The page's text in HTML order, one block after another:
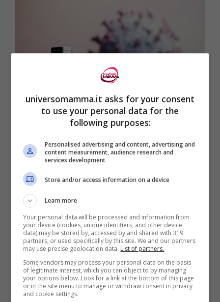
Vaccino Omicron piccoli – universomamma
La circolare del Ministero non termina qui
e dà altre importante informazioni. Oltre ad
essere consigliata la vaccinazione di quei
bambini che presentano delle consistenti
fragilità e nei quali quindi il contagio da
Covid potrebbe provocare forti danni, è
raccomandabile procedere in tal senso
anche per quei piccoli che godono di
universomamma.it asks for your consent
to use your personal data for the
following purposes:
Personalised advertising and content, advertising and
content measurement, audience research and
services development
Store and/or access information on a device
Learn more
Your personal data will be processed and information from
your device (cookies, unique identifiers, and other device
data) may be stored by, accessed by and shared with 319
partners, or used specifically by this site. We and our partners
may use precise geolocation data. List of partners.
Some vendors may process your personal data on the basis
of legitimate interest, which you can object to by managing
your options below. Look for a link at the bottom of this page
or in the site menu to manage or withdraw consent in privacy
and cookie settings.